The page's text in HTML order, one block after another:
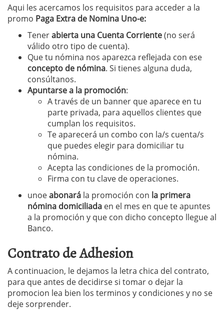
Aqui les acercamos los requisitos para acceder a la
promo Paga Extra de Nomina Uno-e:
Tenerabierta una Cuenta Corriente(no será
válido otro tipo de cuenta).
Que tu nómina nos aparezca reflejada con ese
concepto de nómina. Si tienes alguna duda,
consúltanos.
Apuntarse a la promoción:
A través de un banner que aparece en tu
parte privada, para aquellos clientes que
cumplan los requisitos.
Te aparecerá un combo con la/s cuenta/s
que puedes elegir para domiciliar tu
nómina.
Acepta las condiciones de la promoción.
Firma con tu clave de operaciones.
unoeabonará la promoción con la primera
nómina domiciliada en el mes en que te apuntes
a la promoción y que con dicho concepto llegue al
Banco.
Contrato de Adhesion
A continuacion, le dejamos la letra chica del contrato,
para que antes de decidirse si tomar o dejar la
promocion lea bien los terminos y condiciones y no se
deje sorprender.